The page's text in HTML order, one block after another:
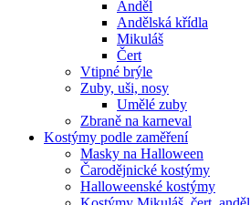
Anděl
Andělská křídla
Mikuláš
Čert
Vtipné brýle
Zuby, uši, nosy
Umělé zuby
Zbraně na karneval
Kostýmy podle zaměření
Masky na Halloween
Čarodějnické kostýmy
Halloweenské kostýmy